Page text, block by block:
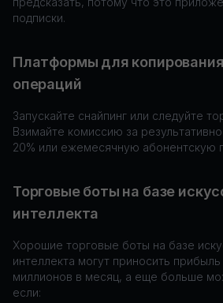
подписки.
Платформы для
операций
Запускайте снайпинг или следуйте
Взимайте комиссию за
20% или ежемесячную абонентскую
Торговые боты на базе
интеллекта
Хорошие торговые боты на базе
интеллекта могут приносить
миллионов в месяц, а еще больше
если: